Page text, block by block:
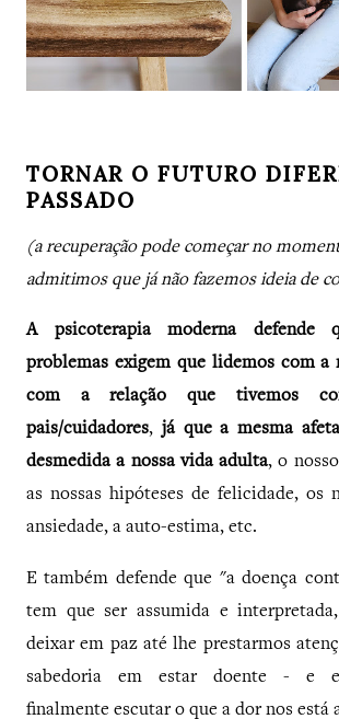
TORNAR O FUTURO
PASSADO
(a recuperação pode começar no
admitimos que já não fazemos ideia de
A psicoterapia moderna defende
problemas exigem que lidemos com a
com a relação que tivemos
pais/cuidadores, já que a mesma
desmedida a nossa vida adulta, o
as nossas hipóteses de felicidade, os
ansiedade, a auto-estima, etc.
E também defende que "a doença
tem que ser assumida e
deixar em paz até lhe prestarmos
sabedoria em estar doente - e
finalmente escutar o que a dor nos está